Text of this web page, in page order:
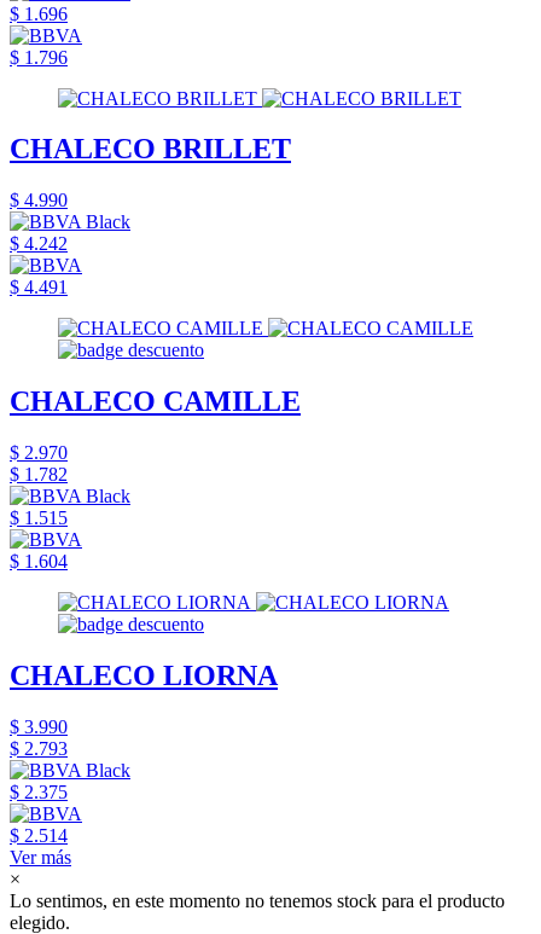
$ 1.696
$ 1.796
CHALECO BRILLET
$ 4.990
$ 4.242
$ 4.491
CHALECO CAMILLE
$ 2.970
$ 1.782
$ 1.515
$ 1.604
CHALECO LIORNA
$ 3.990
$ 2.793
$ 2.375
$ 2.514
Ver más
×
Lo sentimos, en este momento no tenemos stock para el producto
elegido.